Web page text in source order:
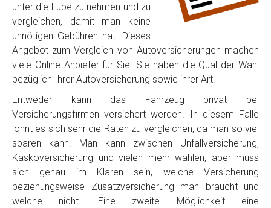
unter die Lupe zu nehmen und zu
vergleichen, damit man keine
unnötigen Gebühren hat. Dieses
Angebot zum Vergleich von Autoversicherungen machen
viele Online Anbieter für Sie. Sie haben die Qual der Wahl
bezüglich Ihrer Autoversicherung sowie ihrer Art.
Entweder kann das Fahrzeug privat bei
Versicherungsfirmen versichert werden. In diesem Falle
lohnt es sich sehr die Raten zu vergleichen, da man so viel
sparen kann. Man kann zwischen Unfallversicherung,
Kaskoversicherung und vielen mehr wählen, aber muss
sich genau im Klaren sein, welche Versicherung
beziehungsweise Zusatzversicherung man braucht und
welche nicht. Eine zweite Möglichkeit eine